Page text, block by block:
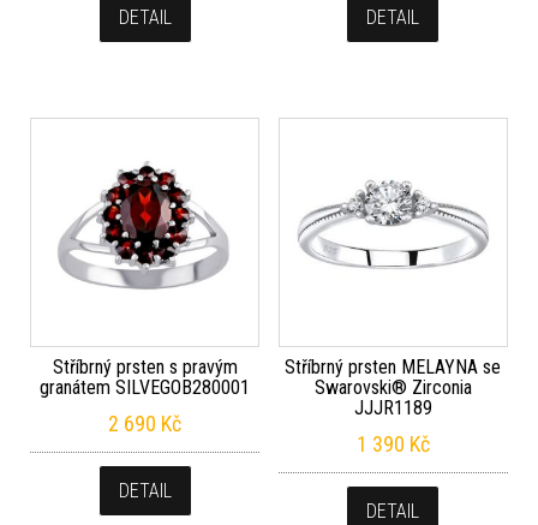
DETAIL DETAIL
Stříbrný prsten s pravým
granátem SILVEGOB280001
2 690 Kč
DETAIL
Stříbrný prsten MELAYNA se
Swarovski® Zirconia
JJJR1189
1 390 Kč
DETAIL